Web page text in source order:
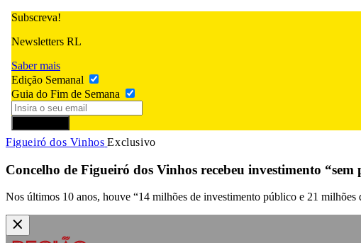
Subscreva!
Newsletters RL
Saber mais
Edição Semanal
Guia do Fim de Semana
Figueiró dos Vinhos Exclusivo
Concelho de Figueiró dos Vinhos recebeu investimento “sem
Nos últimos 10 anos, houve “14 milhões de investimento público e 21